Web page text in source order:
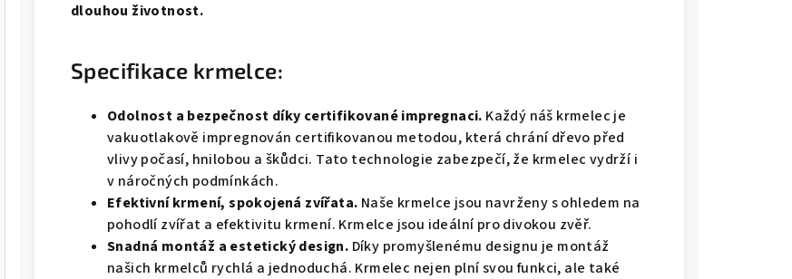
dlouhou životnost.
Specifikace krmelce:
Odolnost a bezpečnost díky certifikované impregnaci. Každý náš krmelec je
vakuotlakově impregnován certifikovanou metodou, která chrání dřevo před
vlivy počasí, hnilobou a škůdci. Tato technologie zabezpečí, že krmelec vydrží i
v náročných podmínkách.
Efektivní krmení, spokojená zvířata. Naše krmelce jsou navrženy s ohledem na
pohodlí zvířat a efektivitu krmení. Krmelce jsou ideální pro divokou zvěř.
Snadná montáž a estetický design. Díky promyšlenému designu je montáž
našich krmelců rychlá a jednoduchá. Krmelec nejen plní svou funkci, ale také